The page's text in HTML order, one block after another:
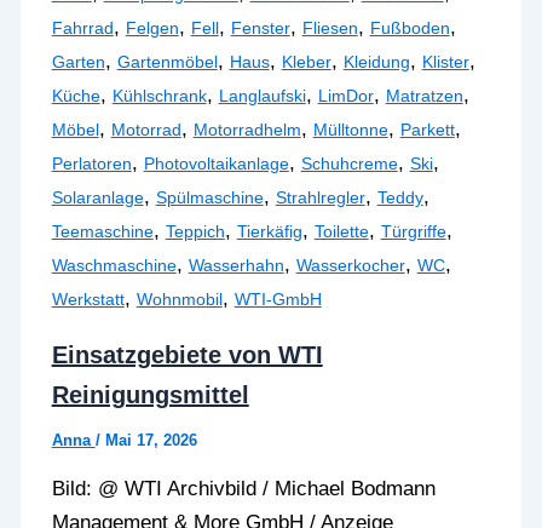
Fahrrad, Felgen, Fell, Fenster, Fliesen, Fußboden,
Garten, Gartenmöbel, Haus, Kleber, Kleidung, Klister,
Küche, Kühlschrank, Langlaufski, LimDor, Matratzen,
Möbel, Motorrad, Motorradhelm, Mülltonne, Parkett,
Perlatoren, Photovoltaikanlage, Schuhcreme, Ski,
Solaranlage, Spülmaschine, Strahlregler, Teddy,
Teemaschine, Teppich, Tierkäfig, Toilette, Türgriffe,
Waschmaschine, Wasserhahn, Wasserkocher, WC,
Werkstatt, Wohnmobil, WTI-GmbH
Einsatzgebiete von WTI
Reinigungsmittel
Anna / Mai 17, 2026
Bild: @ WTI Archivbild / Michael Bodmann
Management & More GmbH / Anzeige